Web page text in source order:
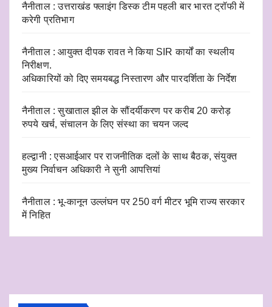
नैनीताल : उत्तराखंड फ्लाइंग डिस्क टीम पहली बार भारत ट्रॉफी में
करेगी प्रतिभाग
नैनीताल : आयुक्त दीपक रावत ने किया SIR कार्यों का स्थलीय
निरीक्षण.
अधिकारियों को दिए समयबद्ध निस्तारण और पारदर्शिता के निर्देश
नैनीताल : सुखाताल झील के सौंदर्यीकरण पर करीब 20 करोड़
रुपये खर्च, संचालन के लिए संस्था का चयन जल्द
हल्द्वानी : एसआईआर पर राजनीतिक दलों के साथ बैठक, संयुक्त
मुख्य निर्वाचन अधिकारी ने सुनी आपत्तियां
नैनीताल : भू-कानून उल्लंघन पर 250 वर्ग मीटर भूमि राज्य सरकार
में निहित